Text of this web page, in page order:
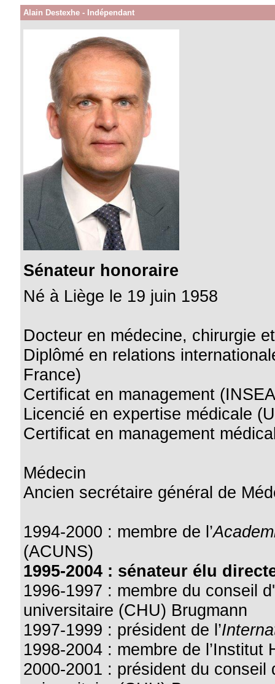
Alain Destexhe - Indépendant
Sénateur honoraire
Né à Liège le 19 juin 1958
Docteur en médecine, chirurgie
Diplômé en relations
France)
Certificat en management
Licencié en expertise médicale
Certificat en management
Médecin
Ancien secrétaire général de
1994-2000 : membre de l’
(ACUNS)
1995-2004 : sénateur élu
1996-1997 : membre du conseil
universitaire (CHU) Brugmann
1997-1999 : président de l’
1998-2004 : membre de
2000-2001 : président du